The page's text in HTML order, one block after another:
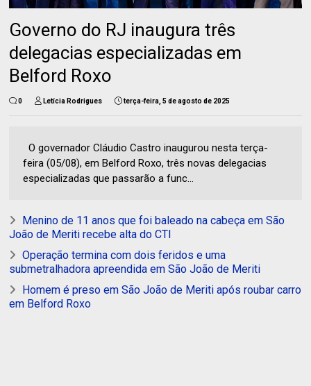
Governo do RJ inaugura três
delegacias especializadas em
Belford Roxo
0 Letícia Rodrigues terça-feira, 5 de agosto de 2025
O governador Cláudio Castro inaugurou nesta terça-
feira (05/08), em Belford Roxo, três novas delegacias
especializadas que passarão a func...
Menino de 11 anos que foi baleado na cabeça em São
João de Meriti recebe alta do CTI
Operação termina com dois feridos e uma
submetralhadora apreendida em São João de Meriti
Homem é preso em São João de Meriti após roubar carro
em Belford Roxo